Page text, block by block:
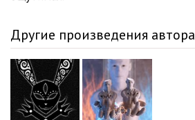
Другие произведения автора